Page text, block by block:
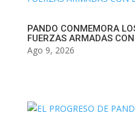
PANDO CONMEMORA
FUERZAS ARMADAS
Ago 9, 2026